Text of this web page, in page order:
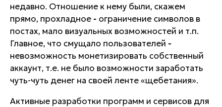
недавно. Отношение к нему были, скажем
прямо, прохладное - ограничение символов в
постах, мало визуальных возможностей и т.п.
Главное, что смущало пользователей -
невозможность монетизировать собственный
аккаунт, т.е. не было возможности заработать
чуть-чуть денег на своей ленте «щебетания».
Активные разработки программ и сервисов для